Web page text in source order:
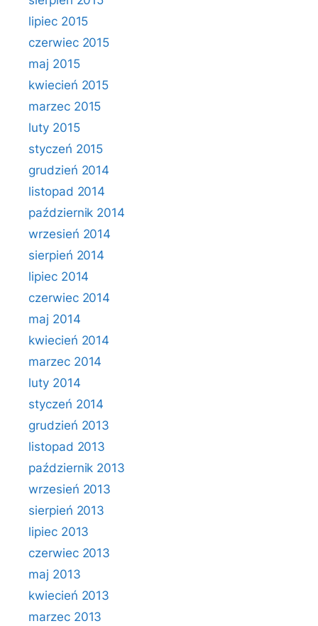
lipiec 2015
czerwiec 2015
maj 2015
kwiecień 2015
marzec 2015
luty 2015
styczeń 2015
grudzień 2014
listopad 2014
październik 2014
wrzesień 2014
sierpień 2014
lipiec 2014
czerwiec 2014
maj 2014
kwiecień 2014
marzec 2014
luty 2014
styczeń 2014
grudzień 2013
listopad 2013
październik 2013
wrzesień 2013
sierpień 2013
lipiec 2013
czerwiec 2013
maj 2013
kwiecień 2013
marzec 2013